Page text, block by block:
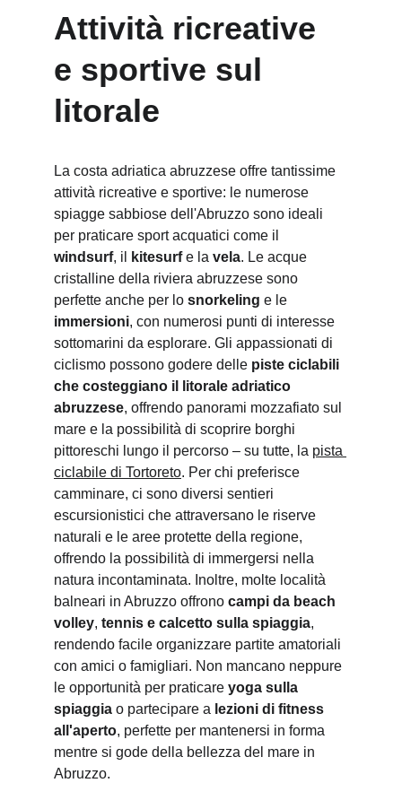
Attività ricreative
e sportive sul
litorale
La costa adriatica abruzzese offre tantissime
attività ricreative e sportive: le numerose
spiagge sabbiose dell'Abruzzo sono ideali
per praticare sport acquatici come il
windsurf, il kitesurf e la vela. Le acque
cristalline della riviera abruzzese sono
perfette anche per lo snorkeling e le
immersioni, con numerosi punti di interesse
sottomarini da esplorare. Gli appassionati di
ciclismo possono godere delle piste ciclabili
che costeggiano il litorale adriatico
abruzzese, offrendo panorami mozzafiato sul
mare e la possibilità di scoprire borghi
pittoreschi lungo il percorso – su tutte, la pista
ciclabile di Tortoreto. Per chi preferisce
camminare, ci sono diversi sentieri
escursionistici che attraversano le riserve
naturali e le aree protette della regione,
offrendo la possibilità di immergersi nella
natura incontaminata. Inoltre, molte località
balneari in Abruzzo offrono campi da beach
volley, tennis e calcetto sulla spiaggia,
rendendo facile organizzare partite amatoriali
con amici o famigliari. Non mancano neppure
le opportunità per praticare yoga sulla
spiaggia o partecipare a lezioni di fitness
all'aperto, perfette per mantenersi in forma
mentre si gode della bellezza del mare in
Abruzzo.